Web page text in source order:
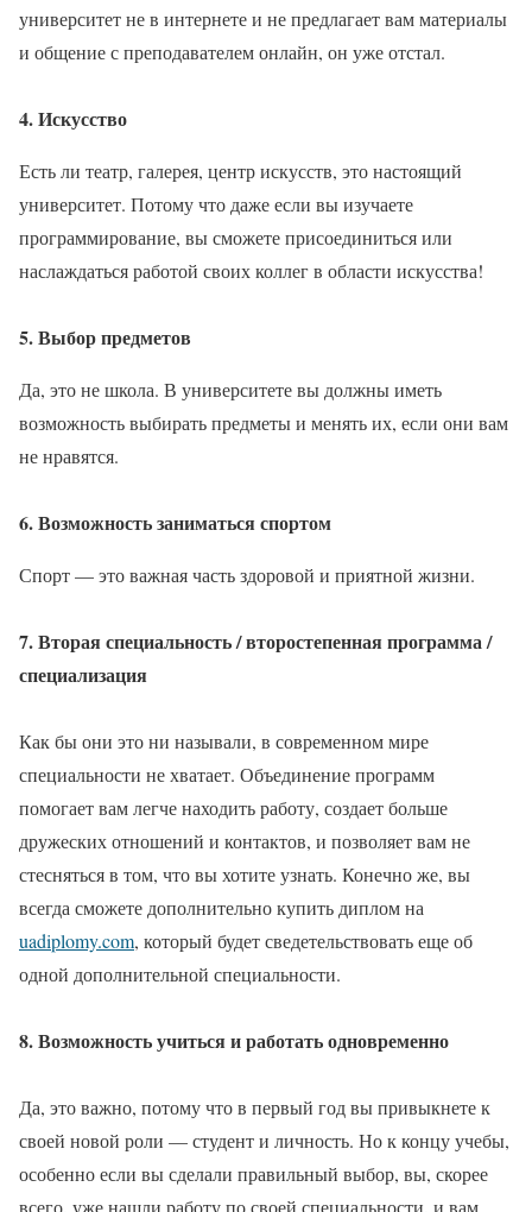
университет не в интернете и не предлагает вам материалы
и общение с преподавателем онлайн, он уже отстал.
4. Искусство
Есть ли театр, галерея, центр искусств, это настоящий
университет. Потому что даже если вы изучаете
программирование, вы сможете присоединиться или
наслаждаться работой своих коллег в области искусства!
5. Выбор предметов
Да, это не школа. В университете вы должны иметь
возможность выбирать предметы и менять их, если они вам
не нравятся.
6. Возможность заниматься спортом
Спорт — это важная часть здоровой и приятной жизни.
7. Вторая специальность / второстепенная программа /
специализация
Как бы они это ни называли, в современном мире
специальности не хватает. Объединение программ
помогает вам легче находить работу, создает больше
дружеских отношений и контактов, и позволяет вам не
стесняться в том, что вы хотите узнать. Конечно же, вы
всегда сможете дополнительно купить диплом на
uadiplomy.com, который будет сведетельствовать еще об
одной дополнительной специальности.
8. Возможность учиться и работать одновременно
Да, это важно, потому что в первый год вы привыкнете к
своей новой роли — студент и личность. Но к концу учебы,
особенно если вы сделали правильный выбор, вы, скорее
всего, уже нашли работу по своей специальности, и вам